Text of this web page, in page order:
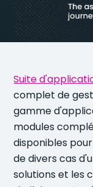
Suite
complet de
gamme
modules
disponibles
de divers cas
solutions et les